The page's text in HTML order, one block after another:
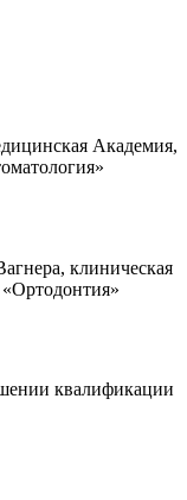
Академия,
клиническая
квалификации